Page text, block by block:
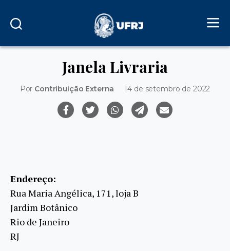
Janela Livraria
Por Contribuição Externa 14 de setembro de 2022
Endereço:
Rua Maria Angélica, 171, loja B
Jardim Botânico
Rio de Janeiro
RJ